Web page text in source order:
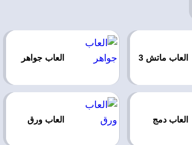
العاب ماتش 3 العاب جواهر
العاب دمج العاب ورق